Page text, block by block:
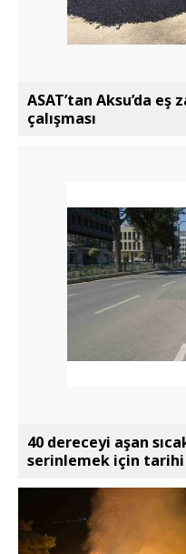
ASAT’tan Aksu’da
çalışması
40 dereceyi aşan
serinlemek için tarihi